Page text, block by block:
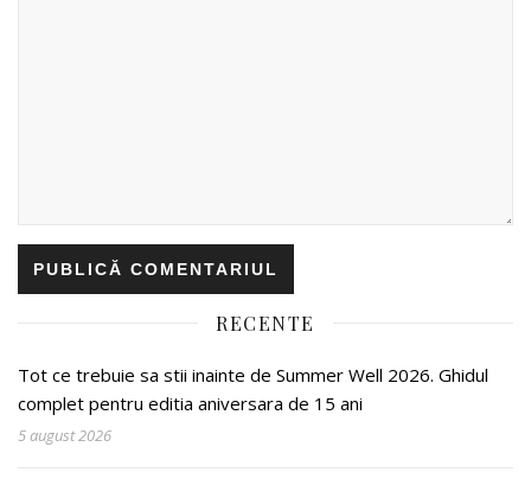
RECENTE
Tot ce trebuie sa stii inainte de Summer Well 2026. Ghidul
complet pentru editia aniversara de 15 ani
5 august 2026